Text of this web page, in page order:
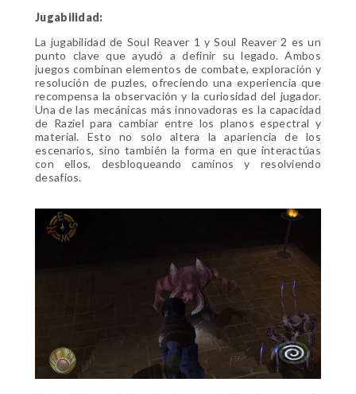
Jugabilidad:
La jugabilidad de Soul Reaver 1 y Soul Reaver 2 es un
punto clave que ayudó a definir su legado. Ambos
juegos combinan elementos de combate, exploración y
resolución de puzles, ofreciendo una experiencia que
recompensa la observación y la curiosidad del jugador.
Una de las mecánicas más innovadoras es la capacidad
de Raziel para cambiar entre los planos espectral y
material. Esto no solo altera la apariencia de los
escenarios, sino también la forma en que interactúas
con ellos, desbloqueando caminos y resolviendo
desafíos.